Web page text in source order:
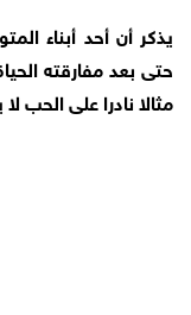
يذكر أن أحد أبناء
حتى بعد مفارقته
مثالا نادرا على الحب